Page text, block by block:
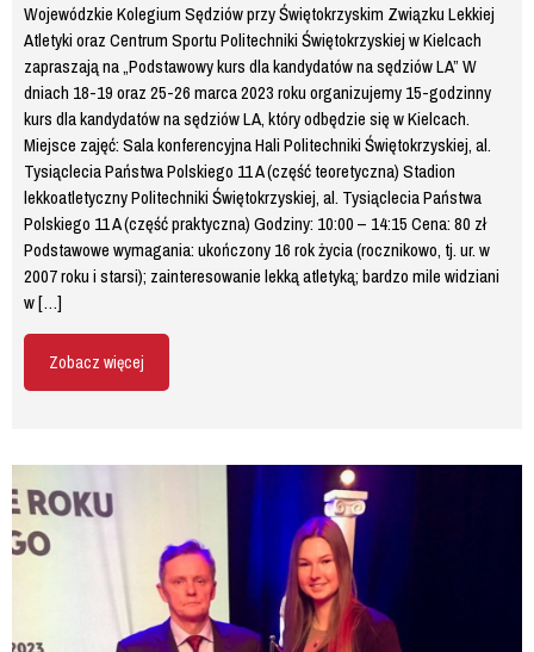
Wojewódzkie Kolegium Sędziów przy Świętokrzyskim Związku Lekkiej
Atletyki oraz Centrum Sportu Politechniki Świętokrzyskiej w Kielcach
zapraszają na „Podstawowy kurs dla kandydatów na sędziów LA” W
dniach 18-19 oraz 25-26 marca 2023 roku organizujemy 15-godzinny
kurs dla kandydatów na sędziów LA, który odbędzie się w Kielcach.
Miejsce zajęć: Sala konferencyjna Hali Politechniki Świętokrzyskiej, al.
Tysiąclecia Państwa Polskiego 11 A (część teoretyczna) Stadion
lekkoatletyczny Politechniki Świętokrzyskiej, al. Tysiąclecia Państwa
Polskiego 11 A (część praktyczna) Godziny: 10:00 – 14:15 Cena: 80 zł
Podstawowe wymagania: ukończony 16 rok życia (rocznikowo, tj. ur. w
2007 roku i starsi); zainteresowanie lekką atletyką; bardzo mile widziani
w […]
Zobacz więcej